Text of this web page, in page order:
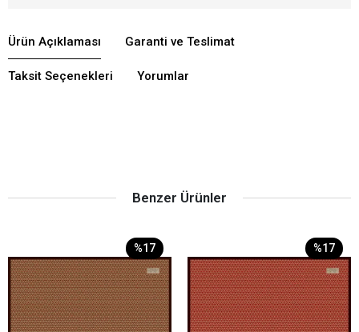
Ürün Açıklaması Garanti ve Teslimat
Taksit Seçenekleri Yorumlar
Benzer Ürünler
%17 %17